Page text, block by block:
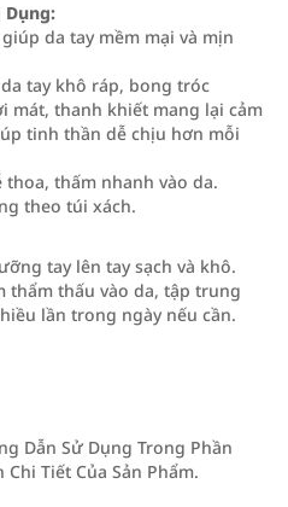
Dụng:
da tay mềm mại và mịn
tay khô ráp, bong tróc
mát, thanh khiết mang lại cảm
tinh thần dễ chịu hơn mỗi
thấm nhanh vào da.
theo túi xách.
tay lên tay sạch và khô.
thẩm thấu vào da, tập trung
lần trong ngày nếu cần.
Dẫn Sử Dụng Trong Phần
Chi Tiết Của Sản Phẩm.